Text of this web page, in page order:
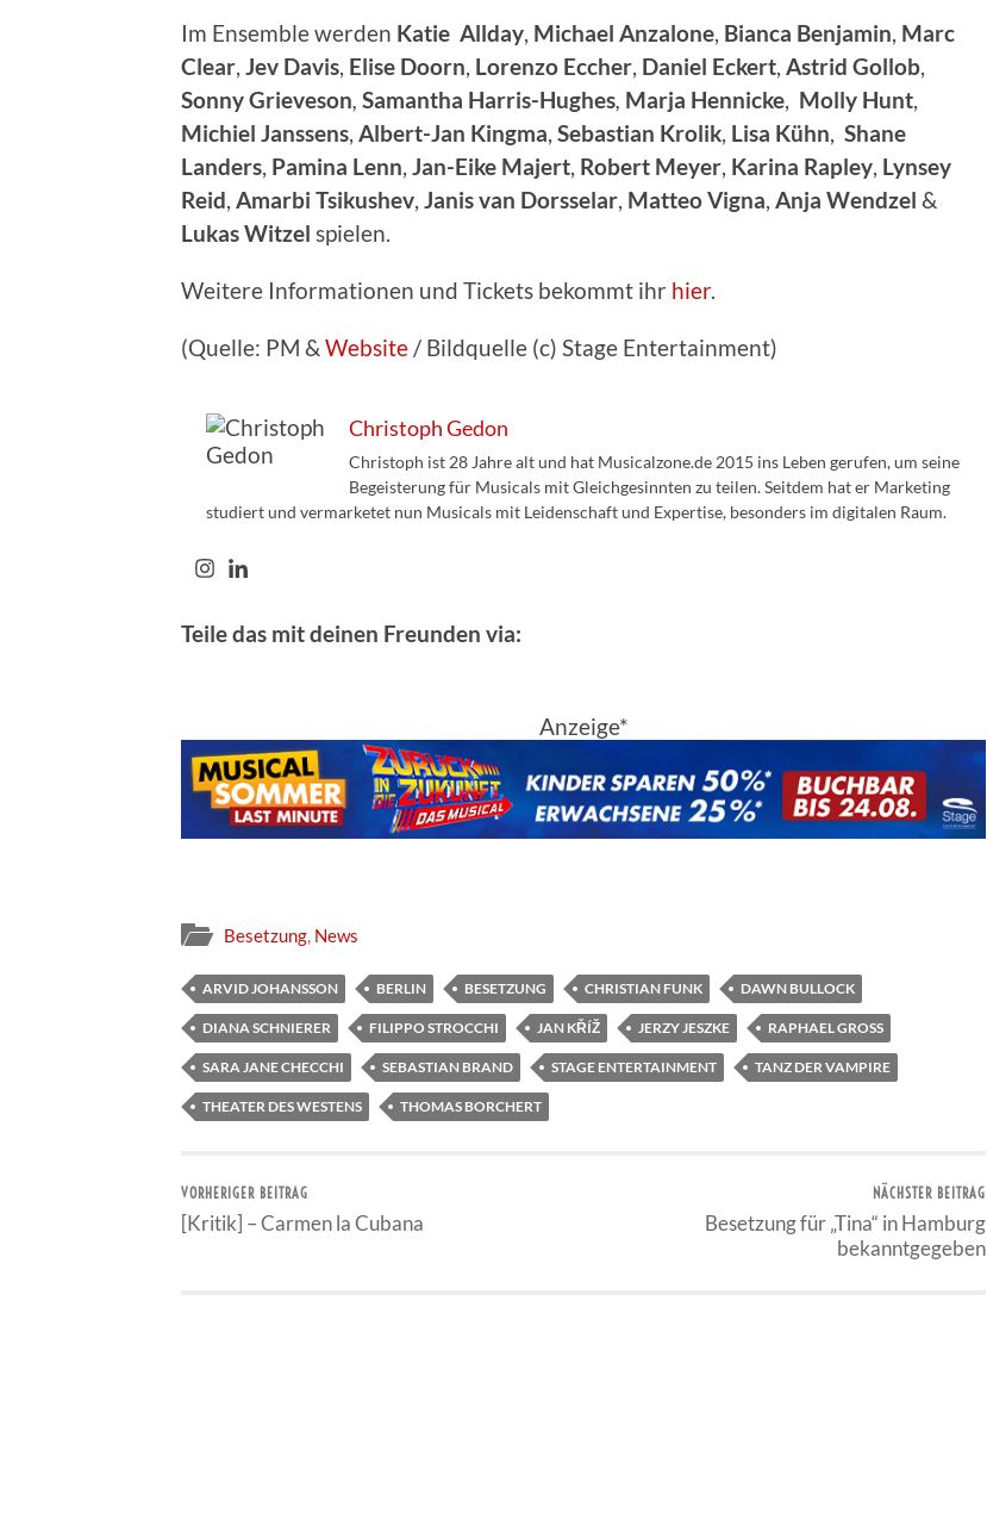
Im Ensemble werden Katie Allday, Michael Anzalone, Bianca Benjamin, Marc
Clear, Jev Davis, Elise Doorn, Lorenzo Eccher, Daniel Eckert, Astrid Gollob,
Sonny Grieveson, Samantha Harris-Hughes, Marja Hennicke, Molly Hunt,
Michiel Janssens, Albert-Jan Kingma, Sebastian Krolik, Lisa Kühn, Shane
Landers, Pamina Lenn, Jan-Eike Majert, Robert Meyer, Karina Rapley, Lynsey
Reid, Amarbi Tsikushev, Janis van Dorsselar, MatteoVigna, Anja Wendzel &
LukasWitzel spielen.
Weitere Informationen und Tickets bekommt ihr hier.
(Quelle: PM & Website/ Bildquelle (c) Stage Entertainment)
Christoph Gedon
Christoph ist 28 Jahre alt und hat Musicalzone.de 2015 ins Leben gerufen, um seine
Begeisterung für Musicals mit Gleichgesinnten zu teilen. Seitdem hat er Marketing
studiert und vermarketet nun Musicals mit Leidenschaft und Expertise, besonders im digitalen Raum.
Teile das mit deinen Freunden via:
Anzeige*
Besetzung, News
ARVID JOHANSSON BERLIN BESETZUNG CHRISTIAN FUNK DAWN BULLOCK
DIANA SCHNIERER FILIPPO STROCCHI JAN KŘÍŽ JERZY JESZKE RAPHAEL GROSS
SARA JANE CHECCHI SEBASTIAN BRAND STAGE ENTERTAINMENT TANZ DER VAMPIRE
THEATER DES WESTENS THOMAS BORCHERT
VORHERIGER BEITRAG
[Kritik] – Carmen la Cubana
NÄCHSTER BEITRAG
Besetzung für „Tina“ in Hamburg
bekanntgegeben